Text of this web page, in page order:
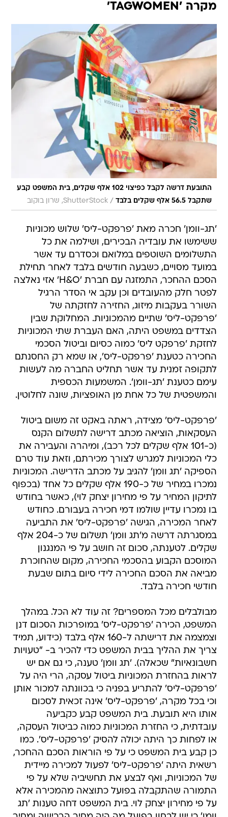
מקרה 'TAGWOMEN'
התובעת דרשה לקבל כפיצוי 102 אלף שקלים, בית המשפט קבע
שתקבל 56.5 אלף שקלים בלבד
/ ShutterStock, שרון בוקוב
'תג-וומן' חכרה מאת 'פרפקט-ליס' שלוש מכוניות
ששימשו את עובדיה הבכירים, ושילמה את כל
התשלומים השוטפים במלואם וכסדרם עד אשר
במועד מסויים, כשבעה חודשים בלבד לאחר תחילת
הסכם ההחכר, התמזגה עם חברת 'H&O' אזי נאלצה
לפטר חלק מהעובדים וכן עקב אי הסדר הרגיל
השורר בעקבות מיזוג, החזירה לחזקתה של
'פרפקט-ליס' שתיים מהמכוניות. המחלוקת שבין
הצדדים במשפט היתה, האם העברת שתי המכוניות
לחזקת 'פרפקט ליס' כמוה כסיום וביטול הסכמי
החכירה כטענת 'פרפקט-ליס', או שמא רק החסנתם
לתקופה זמנית עד אשר תחליט החברה מה לעשות
עימם כטענת 'תג-וומן'. המשמעות הכספית
והמשפטית של כל אחת מן האופציות, שונה לחלוטין.
'פרפקט-ליס' מצידה, ראתה באקט זה משום ביטול
העסקאות, הוציאה מכתב דרישה לתשלום הקנס
(כ-101 אלף שקלים לכל רכב), ומיהרה והעבירה את
כלי המכוניות למגרש לצורך מכירתם, וזאת עוד טרם
הספיקה 'תג וומן' להגיב על מכתב הדרישה. המכוניות
נמכרו במחיר של כ-190 אלף שקלים כל אחד (בכפוף
לתיקון המחיר על פי מחירון יצחק לוי), כאשר בחודש
בו נמכרו עדיין שולמו דמי חכירה בעבורם. כחודש
לאחר המכירה, הגישה 'פרפקט-ליס' את התביעה
במסגרתה דרשה מ'תג וומן' תשלום של כ-204 אלף
שקלים. לטענתה, סכום זה חושב על פי המנגנון
המוסכם הקבוע בהסכמי החכירה, מקום שהחוכרת
מביאה את הסכם החכירה לידי סיום בתום שבעת
חודשי חכירה בלבד.
מבולבלים מכל המספרים? זה עוד לא הכל. במהלך
המשפט, הכירה 'פרפקט-ליס' במופרכות הסכום דנן
וצמצמה את דרישתה ל-160 אלף בלבד (כידוע, תמיד
צריך את ההליך בבית המשפט כדי להכיר ב- "טעויות
חשבונאיות" שכאלה). 'תג וומן' טענה, כי גם אם יש
לראות בהחזרת המכוניות ביטול עסקה, הרי היה על
'פרפקט-ליס' להתריע בפניה כי בכוונתה למכור אותן
וכי בכל מקרה, 'פרפקט-ליס' אינה זכאית לסכום
אותו היא תובעת. בית המשפט קבע כקביעה
עובדתית, כי החזרת המכוניות כמוה כביטול העסקה,
או לפחות כך היתה יכולה להסיק 'פרפקט-ליס'. כמו
כן קבע בית המשפט כי על פי הוראות הסכם ההחכר,
רשאית היתה 'פרפקט-ליס' לפעול למכירה מיידית
של המכוניות, ואף לבצע את תחשיביה שלא על פי
התמורה שהתקבלה בפועל כתוצאה מהמכירה אלא
על פי מחירון יצחק לוי. בית המשפט דחה טענות 'תג